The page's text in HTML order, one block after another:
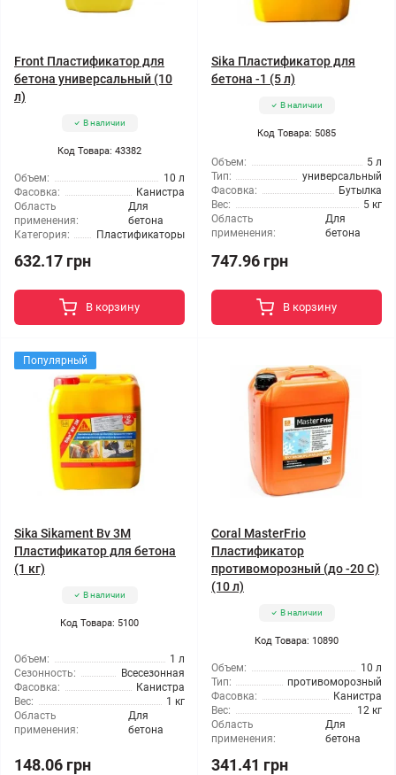
Front Пластификатор для
бетона универсальный (10
л)
В наличии
Код Товара: 43382
Объем:
10 л
Фасовка:
Канистра
Область
применения:
Для
бетона
Категория:
Пластификаторы
632.17 грн
В корзину
Sika Пластификатор для
бетона -1 (5 л)
В наличии
Код Товара: 5085
Объем:
5 л
Тип:
универсальный
Фасовка:
Бутылка
Вес:
5 кг
Область
применения:
Для
бетона
747.96 грн
В корзину
Популярный
Sika Sikament Bv 3M
Пластификатор для бетона
(1 кг)
В наличии
Код Товара: 5100
Объем:
1 л
Сезонность:
Всесезонная
Фасовка:
Канистра
Вес:
1 кг
Область
применения:
Для
бетона
148.06 грн
Coral MasterFrio
Пластификатор
противоморозный (до -20 С)
(10 л)
В наличии
Код Товара: 10890
Объем:
10 л
Тип:
противоморозный
Фасовка:
Канистра
Вес:
12 кг
Область
применения:
Для
бетона
341.41 грн